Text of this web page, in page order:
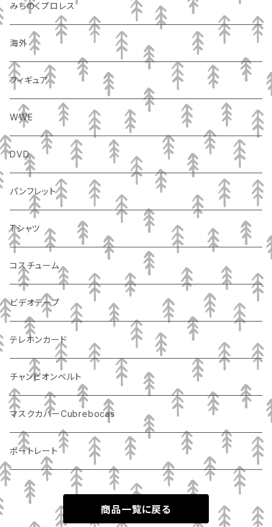
みちのくプロレス
海外
フィギュア
WWE
DVD
パンフレット
Tシャツ
コスチューム
ビデオテープ
テレホンカード
チャンピオンベルト
マスクカバーCubrebocas
ポートレート
商品一覧に戻る